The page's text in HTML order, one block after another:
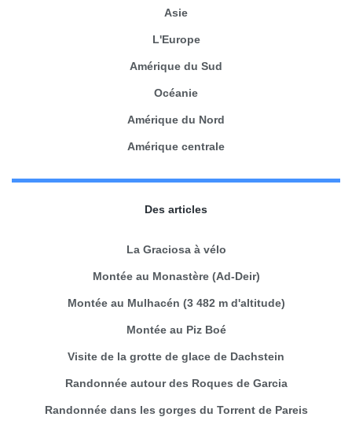
Asie
L'Europe
Amérique du Sud
Océanie
Amérique du Nord
Amérique centrale
Des articles
La Graciosa à vélo
Montée au Monastère (Ad-Deir)
Montée au Mulhacén (3 482 m d'altitude)
Montée au Piz Boé
Visite de la grotte de glace de Dachstein
Randonnée autour des Roques de Garcia
Randonnée dans les gorges du Torrent de Pareis